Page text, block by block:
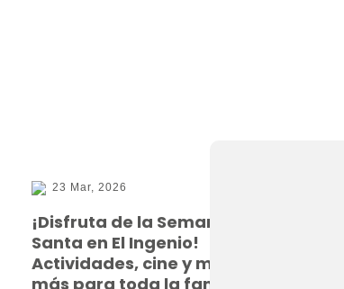
23 Mar, 2026
¡Disfruta de la Semana
Santa en El Ingenio!
Actividades, cine y mucho
más para toda la familia